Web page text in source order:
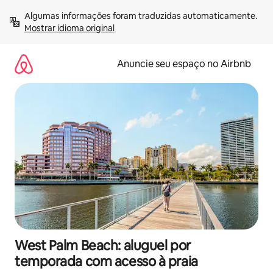
para
Mostrar idioma original
Anuncie seu espaço no Airbnb
West Palm Beach: aluguel por
temporada com acesso à praia